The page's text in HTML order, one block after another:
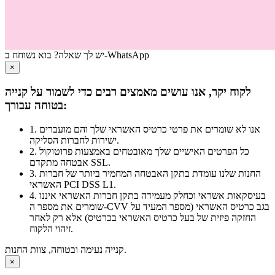
יש לך שאלה? בוא נשוחח ב-WhatsApp
×
לקוח יקר, אנו עושים מאמצים רבים כדי לשמור על קנייה
בטוחה עבורך:
1. אנו לא שומרים את פרטי כרטיס האשראי שלך והם מועברים
ישירות לחברות הסליקה.
2. כל הפרטים האישיים שלך מאובטחים באמצעות פרוטוקול
אבטחה מתקדם SSL.
3. החנות שלנו עומדת בתקן האבטחה המחמיר ביותר של חברות
האשראי PCI DSS L1.
4. בעיסקאות אשראי וכחלק מעמידה בתקן חברות האשראי איננו
שומרים את מספר ה-CVV בגב כרטיס האשראי (מספר המעיד על
החזקה פיזית של בעל כרטיס האשראי בכרטיס) אלא רק לאחר
זיהוי הלקוח.
קנייה נעימה ובטוחה, צוות החנות.
×